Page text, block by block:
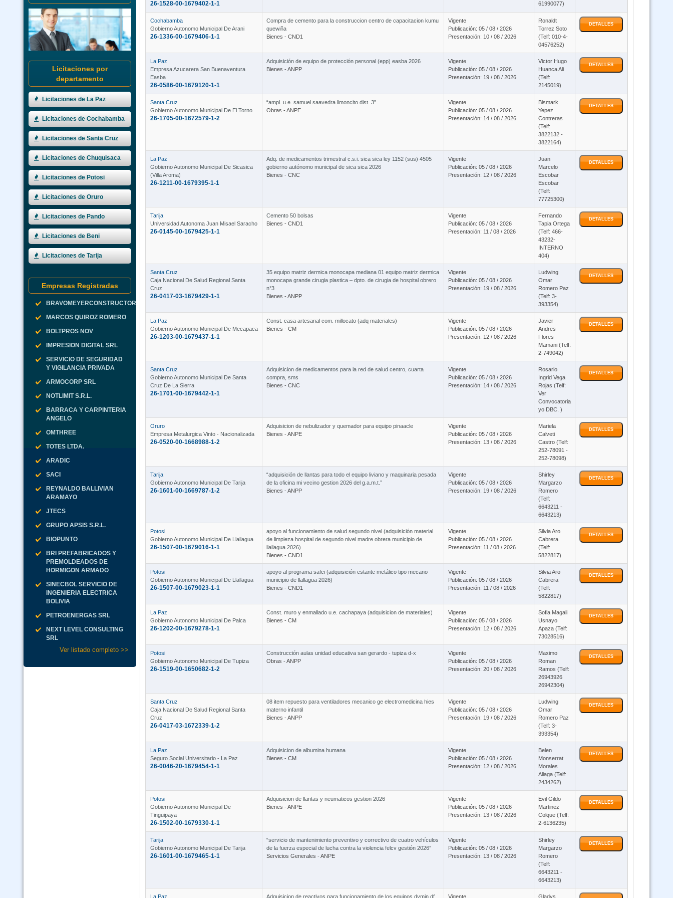
2 Cursos Ley 1178 SAFCO y DS23318-A responsabilidad por la funcion publica -
doble certificación (Virtual 24/7)
Ley 603 Código de las familias y del proceso familiar (Virtual Asincrónico 24/7)
Curso Ley 393 de servicios financieros - ON LINE (Virtual 24/7)
Curso BIOSEGURIDAD ODONTOLOGICA Virtual
Curso Ley 1152 Sistema Unico de Salud (Virtual 24/7)
3 Cursos Ley 1178 SAFCO - DS23318-A y Ley 1152 ( Virtual)
Curso Sistema de Gestión Pública SIGEP WEB (Virtual 24/7)
Curso Prevención de la Violencia ON LINE (Virtual 24/7)
4 Cursos software salud SALMI SIAL SOAPS y SNIS VE modalidad virtual
Curso RUES Registro Unico de Establecimientos de Salud - Estadístico 24/7
Curso DS 0181 SABS y SICOES para Consultores virtual
Curso IA inteligenia Artifical - virtual asincronico
Curso Ley 369 Ley General de las Personas Adultas Mayores (Virtual Asincrónico
24/7)
Curso Ley 1178 SAFCO (Virtual 24/7)
Curso Sistema de Contabilidad Integrada SCI (Virtual 24/7)
Combo 6 x 1 Salud Pública Ley 1178 - Responsabilidad por la Función Pública - Ley
1152 - Ley 3131 - Bioseguridad y Paquetes Computacionales - virtual
Curso Ley 2027 y Ley 348 virtual asincronico
Curso SIVE Sistema Integrado de Vigilancia Epidemiológica(Virtual 24/7)
6 Cursos 1178 - Politicas Publicas - Función Publica - Ley 1152 - ley 3131 y SAFCI
(Virtual asincrónico)
Curso Expediente Clinico (Virtual Asincrónico)
Curso Ley N 045 contra el Racismo y toda forma de Discriminación - Virtual
Asincrónico
Curso GUARANI (Virtual 24/07)
Curso AYMARA Virtual
Curso QUECHUA (Virtual 24/07)
3 Cursos Ley 045 - Ley 223 y DS 0181 SABS - ON LINE (Virtual 24/7)
Curso Microsoft Project (Virtual 24/7)
Combo T - 5 x 1 Salud Pública Ley 1178 - Ley 1152 - Ley 3131 - Ley 2027 y Ley 348 -
virtual asincronico
Curso Ley 16998 Ley general de higiene y seguridad ocupacional y bienestar (Virtual
Asincrónico)
Curso Negociación y Manejo de Conflictos - Virtual asincronico
Combo B Quechua, Ley 1178, Pol Pub, DS 23318A, Ley 004 y Ley 348 Prevención
Licitaciones por
departamento
Licitaciones de La Paz
Licitaciones de Cochabamba
Licitaciones de Santa Cruz
Licitaciones de Chuquisaca
Licitaciones de Potosi
Licitaciones de Oruro
Licitaciones de Pando
Licitaciones de Beni
Licitaciones de Tarija
Empresas Registradas
BRAVOMEYERCONSTRUCTORA
MARCOS QUIROZ ROMERO
BOLTPROS NOV
IMPRESION DIGITAL SRL
SERVICIO DE SEGURIDAD
Y VIGILANCIA PRIVADA
ARMOCORP SRL
NOTLIMIT S.R.L.
BARRACA Y CARPINTERIA
ANGELO
OMTHREE
TOTES LTDA.
ARADIC
SACI
REYNALDO BALLIVIAN
ARAMAYO
JTECS
GRUPO APSIS S.R.L.
BIOPUNTO
BRI PREFABRICADOS Y
PREMOLDEADOS DE
HORMIGON ARMADO
SINECBOL SERVICIO DE
INGENIERIA ELECTRICA
BOLIVIA
PETROENERGAS SRL
NEXT LEVEL CONSULTING
SRL
Ver listado completo >>
26-1528-00-1679402-1-1
61990077)
Cochabamba
Gobierno Autonomo Municipal De Arani
26-1336-00-1679406-1-1
Compra de cemento para la construccion centro de capacitacion kumu
quewiña
Bienes - CND1
Vigente
Publicación: 05 / 08 / 2026
Presentación: 10 / 08 / 2026
Ronaldt
Torrez Soto
(Telf: 010-4-
04576252)
DETALLES
La Paz
Empresa Azucarera San Buenaventura
Easba
26-0586-00-1679120-1-1
Adquisición de equipo de protección personal (epp) easba 2026
Bienes - ANPP
Vigente
Publicación: 05 / 08 / 2026
Presentación: 19 / 08 / 2026
Victor Hugo
Huanca Ali
(Telf:
2145019)
DETALLES
Santa Cruz
Gobierno Autonomo Municipal De El Torno
26-1705-00-1672579-1-2
“ampl. u.e. samuel saavedra limoncito dist. 3”
Obras - ANPE
Vigente
Publicación: 05 / 08 / 2026
Presentación: 14 / 08 / 2026
Bismark
Yepez
Contreras
(Telf:
3822132 -
3822164)
DETALLES
La Paz
Gobierno Autonomo Municipal De Sicasica
(Villa Aroma)
26-1211-00-1679395-1-1
Adq. de medicamentos trimestral c.s.i. sica sica ley 1152 (sus) 4505
gobierno autónomo municipal de sica sica 2026
Bienes - CNC
Vigente
Publicación: 05 / 08 / 2026
Presentación: 12 / 08 / 2026
Juan
Marcelo
Escobar
Escobar
(Telf:
77725300)
DETALLES
Tarija
Universidad Autonoma Juan Misael Saracho
26-0145-00-1679425-1-1
Cemento 50 bolsas
Bienes - CND1
Vigente
Publicación: 05 / 08 / 2026
Presentación: 11 / 08 / 2026
Fernando
Tapia Ortega
(Telf: 466-
43232-
INTERNO
404)
DETALLES
Santa Cruz
Caja Nacional De Salud Regional Santa
Cruz
26-0417-03-1679429-1-1
35 equipo matriz dermica monocapa mediana 01 equipo matriz dermica
monocapa grande cirugia plastica – dpto. de cirugia de hospital obrero
n°3
Bienes - ANPP
Vigente
Publicación: 05 / 08 / 2026
Presentación: 19 / 08 / 2026
Ludwing
Omar
Romero Paz
(Telf: 3-
393354)
DETALLES
La Paz
Gobierno Autonomo Municipal De Mecapaca
26-1203-00-1679437-1-1
Const. casa artesanal com. millocato (adq materiales)
Bienes - CM
Vigente
Publicación: 05 / 08 / 2026
Presentación: 12 / 08 / 2026
Javier
Andres
Flores
Mamani (Telf:
2-749042)
DETALLES
Santa Cruz
Gobierno Autonomo Municipal De Santa
Cruz De La Sierra
26-1701-00-1679442-1-1
Adquisicion de medicamentos para la red de salud centro, cuarta
compra, sms
Bienes - CNC
Vigente
Publicación: 05 / 08 / 2026
Presentación: 14 / 08 / 2026
Rosario
Ingrid Vega
Rojas (Telf:
Ver
Convocatoria
yo DBC. )
DETALLES
Oruro
Empresa Metalurgica Vinto - Nacionalizada
26-0520-00-1668988-1-2
Adquisicion de nebulizador y quemador para equipo pinaacle
Bienes - ANPE
Vigente
Publicación: 05 / 08 / 2026
Presentación: 13 / 08 / 2026
Mariela
Calveti
Castro (Telf:
252-78091 -
252-78098)
DETALLES
Tarija
Gobierno Autonomo Municipal De Tarija
26-1601-00-1669787-1-2
“adquisición de llantas para todo el equipo liviano y maquinaria pesada
de la oficina mi vecino gestion 2026 del g.a.m.t.”
Bienes - ANPP
Vigente
Publicación: 05 / 08 / 2026
Presentación: 19 / 08 / 2026
Shirley
Margarzo
Romero
(Telf:
6643211 -
6643213)
DETALLES
Potosi
Gobierno Autonomo Municipal De Llallagua
26-1507-00-1679016-1-1
apoyo al funcionamiento de salud segundo nivel (adquisición material
de limpieza hospital de segundo nivel madre obrera municipio de
llallagua 2026)
Bienes - CND1
Vigente
Publicación: 05 / 08 / 2026
Presentación: 11 / 08 / 2026
Silvia Aro
Cabrera
(Telf:
5822817)
DETALLES
Potosi
Gobierno Autonomo Municipal De Llallagua
26-1507-00-1679023-1-1
apoyo al programa safci (adquisición estante metálico tipo mecano
municipio de llallagua 2026)
Bienes - CND1
Vigente
Publicación: 05 / 08 / 2026
Presentación: 11 / 08 / 2026
Silvia Aro
Cabrera
(Telf:
5822817)
DETALLES
La Paz
Gobierno Autonomo Municipal De Palca
26-1202-00-1679278-1-1
Const. muro y enmallado u.e. cachapaya (adquisicion de materiales)
Bienes - CM
Vigente
Publicación: 05 / 08 / 2026
Presentación: 12 / 08 / 2026
Sofia Magali
Usnayo
Apaza (Telf:
73028516)
DETALLES
Potosi
Gobierno Autonomo Municipal De Tupiza
26-1519-00-1650682-1-2
Construcción aulas unidad educativa san gerardo - tupiza d-x
Obras - ANPP
Vigente
Publicación: 05 / 08 / 2026
Presentación: 20 / 08 / 2026
Maximo
Roman
Ramos (Telf:
26943926
26942304)
DETALLES
Santa Cruz
Caja Nacional De Salud Regional Santa
Cruz
26-0417-03-1672339-1-2
08 item repuesto para ventiladores mecanico ge electromedicina hies
materno infantil
Bienes - ANPP
Vigente
Publicación: 05 / 08 / 2026
Presentación: 19 / 08 / 2026
Ludwing
Omar
Romero Paz
(Telf: 3-
393354)
DETALLES
La Paz
Seguro Social Universitario - La Paz
26-0046-20-1679454-1-1
Adquisicion de albumina humana
Bienes - CM
Vigente
Publicación: 05 / 08 / 2026
Presentación: 12 / 08 / 2026
Belen
Monserrat
Morales
Aliaga (Telf:
2434262)
DETALLES
Potosi
Gobierno Autonomo Municipal De
Tinguipaya
26-1502-00-1679330-1-1
Adquisicion de llantas y neumaticos gestion 2026
Bienes - ANPE
Vigente
Publicación: 05 / 08 / 2026
Presentación: 13 / 08 / 2026
Evil Gildo
Martinez
Colque (Telf:
2-6136235)
DETALLES
Tarija
Gobierno Autonomo Municipal De Tarija
26-1601-00-1679465-1-1
“servicio de mantenimiento preventivo y correctivo de cuatro vehículos
de la fuerza especial de lucha contra la violencia felcv gestión 2026”
Servicios Generales - ANPE
Vigente
Publicación: 05 / 08 / 2026
Presentación: 13 / 08 / 2026
Shirley
Margarzo
Romero
(Telf:
6643211 -
6643213)
DETALLES
La Paz Adquisicion de reactivos para funcionamiento de los equipos dymin df Vigente Gladys